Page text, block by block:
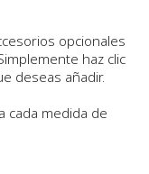
opcionales
haz clic
deseas añadir.
cada medida de